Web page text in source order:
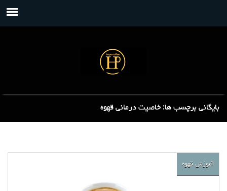
بایگانی برچسب ها: خاصیت درمانی قهوه
آموزش قهوه